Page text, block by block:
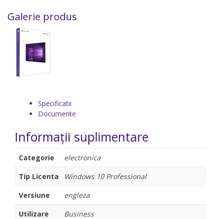
Galerie produs
Specificatii
Documente
Informații suplimentare
Categorie
electronica
Tip Licenta
Windows 10 Professional
Versiune
engleza
Utilizare
Business